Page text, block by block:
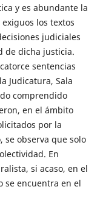
y es abundante la
los textos
judiciales
de dicha justicia.
sentencias
Judicatura, Sala
comprendido
en el ámbito
por la
se observa que solo
En
si acaso, en el
se encuentra en el